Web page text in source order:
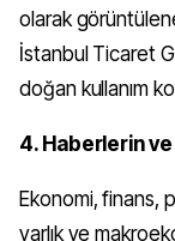
olarak
İstanbul Ticaret
doğan kullanım
4. Haberlerin ve
Ekonomi, finans,
varlık ve